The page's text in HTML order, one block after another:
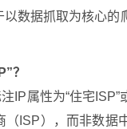
数据抓取为核心的
？
属性为“住宅ISP”
ISP），而非数据